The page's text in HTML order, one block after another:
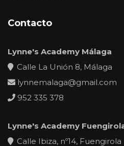
Contacto
Lynne's Academy Málaga
Calle La Unión 8, Málaga
lynnemalaga@gmail.com
952 335 378
Lynne's Academy
Calle Ibiza, nº14, Fuengirola